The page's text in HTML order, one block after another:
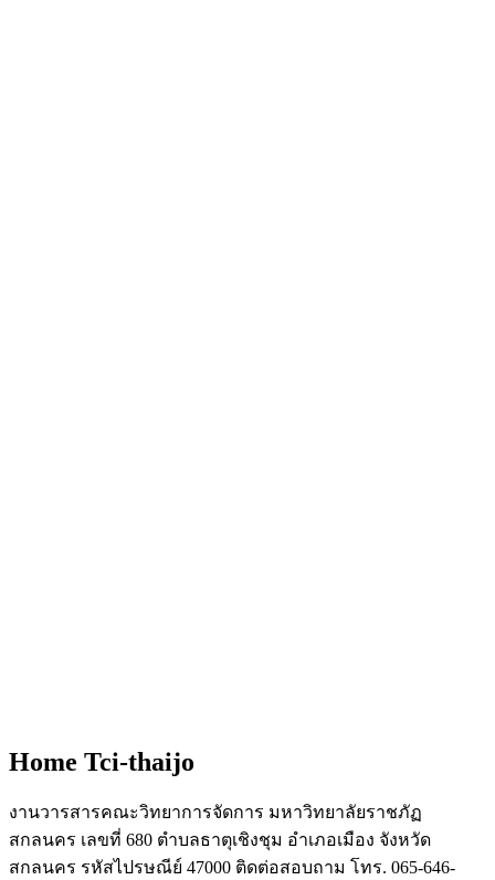
Home Tci-thaijo
งานวารสารคณะวิทยาการจัดการ มหาวิทยาลัยราชภัฏ
สกลนคร เลขที่ 680 ตำบลธาตุเชิงชุม อำเภอเมือง จังหวัด
สกลนคร รหัสไปรษณีย์ 47000 ติดต่อสอบถาม โทร. 065-646-